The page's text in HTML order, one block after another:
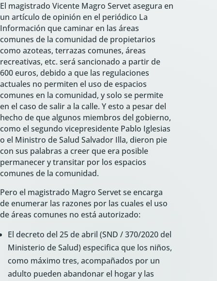
El magistrado Vicente Magro Servet asegura en
un artículo de opinión en el periódico La
Información que caminar en las áreas
comunes de la comunidad de propietarios
como azoteas, terrazas comunes, áreas
recreativas, etc. será sancionado a partir de
600 euros, debido a que las regulaciones
actuales no permiten el uso de espacios
comunes en la comunidad, y solo se permite
en el caso de salir a la calle. Y esto a pesar del
hecho de que algunos miembros del gobierno,
como el segundo vicepresidente Pablo Iglesias
o el Ministro de Salud Salvador Illa, dieron pie
con sus palabras a creer que era posible
permanecer y transitar por los espacios
comunes de la comunidad.
Pero el magistrado Magro Servet se encarga
de enumerar las razones por las cuales el uso
de áreas comunes no está autorizado:
El decreto del 25 de abril (SND / 370/2020 del
Ministerio de Salud) especifica que los niños,
como máximo tres, acompañados por un
adulto pueden abandonar el hogar y las